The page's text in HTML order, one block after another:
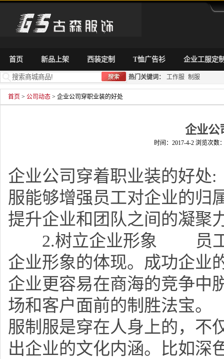
首页 新品上架 西装定制 T恤广告衫 企业工服定
热门关键词： 工作服 制服
首页 > 公司动态 > 企业公司穿职业装的好处
企业公
时间：2017-4-2 浏览次数
企业公司穿着职业装的
服能够增强员工对企业的归
提升企业和团队之间的凝聚
2.树立企业形象 员工穿
企业形象的体现。成功企业
企业更容易在商海的竞争中
场和客户面前的制胜法
服制服是穿在人身上的，不
出企业的文化内涵。比如深